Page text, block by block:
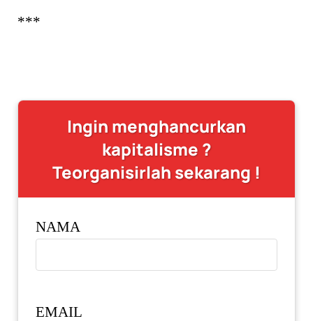
***
Ingin menghancurkan
kapitalisme ?
Teorganisirlah sekarang !
NAMA
EMAIL